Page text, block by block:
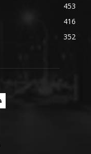
453
416
352